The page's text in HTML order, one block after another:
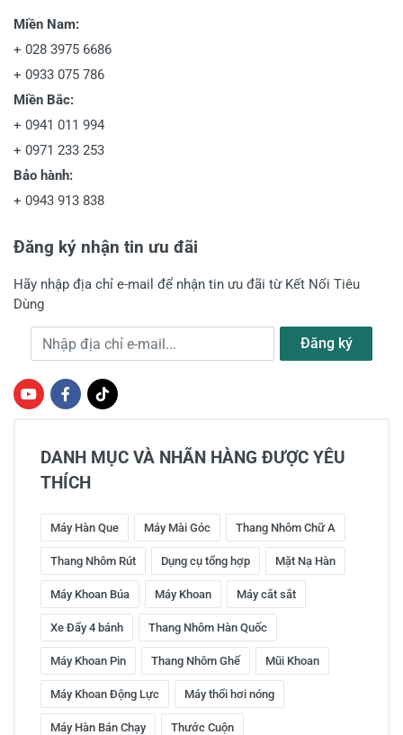
Miền Nam:
+ 028 3975 6686
+ 0933 075 786
Miền Bắc:
+ 0941 011 994
+ 0971 233 253
Bảo hành:
+ 0943 913 838
Đăng ký nhận tin ưu đãi
Hãy nhập địa chỉ e-mail để nhận tin ưu đãi từ Kết Nối Tiêu
Dùng
Địa chỉ e-mail Đăng ký
DANH MỤC VÀ NHÃN HÀNG ĐƯỢC YÊU
THÍCH
Máy Hàn Que Máy Mài Góc Thang Nhôm Chữ A
Thang Nhôm Rút Dụng cụ tổng hợp Mặt Nạ Hàn
Máy Khoan Búa Máy Khoan Máy cắt sắt
Xe Đẩy 4 bánh Thang Nhôm Hàn Quốc
Máy Khoan Pin Thang Nhôm Ghế Mũi Khoan
Máy Khoan Động Lực Máy thổi hơi nóng
Máy Hàn Bán Chạy Thước Cuộn